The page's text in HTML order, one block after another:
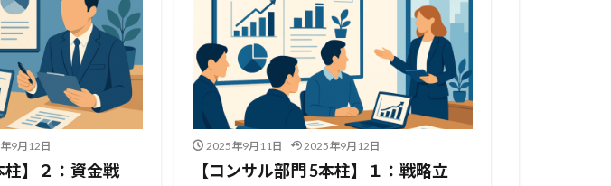
9月12日
柱】２：資金戦
2025年9月11日 2025年9月12日
【コンサル部門 5本柱】１：戦略立